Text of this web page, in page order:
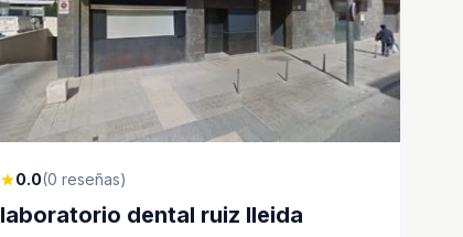
star0.0(0 reseñas)
laboratorio dental ruiz lleida